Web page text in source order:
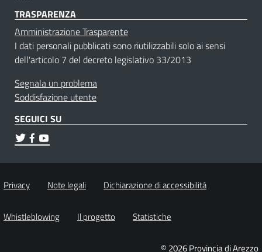
TRASPARENZA
Amministrazione Trasparente
I dati personali pubblicati sono riutilizzabili solo ai sensi
dell'articolo 7 del decreto legislativo 33/2013
Segnala un problema
Soddisfazione utente
SEGUICI SU
Privacy Note legali Dichiarazione di accessibilità
Whistleblowing Il progetto Statistiche
© 2026 Provincia di Arezzo